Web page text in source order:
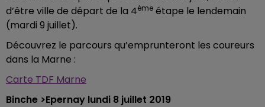
d’être ville de départ de la 4ème étape le lendemain
(mardi 9 juillet).
Découvrez le parcours qu’emprunteront les coureurs
dans la Marne :
Carte TDF Marne
Binche >Epernay lundi 8 juillet 2019